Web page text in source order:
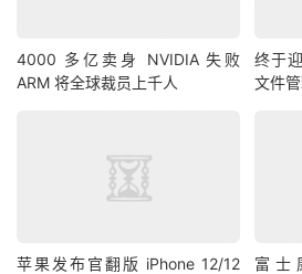
4000 多亿卖身 NVIDIA 失败
ARM 将全球裁员上千人
终于
文件
苹果发布官翻版 iPhone 12/12
富士